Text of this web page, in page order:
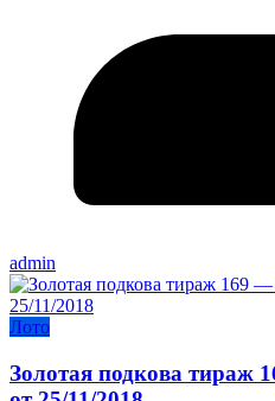
admin
Лото
Золотая подкова тираж